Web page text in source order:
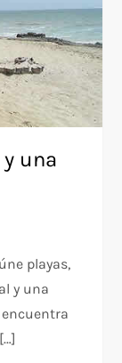
una
playas,
y una